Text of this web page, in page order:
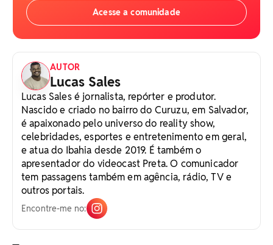
Acesse a comunidade
AUTOR
Lucas Sales
Lucas Sales é jornalista, repórter e produtor.
Nascido e criado no bairro do Curuzu, em Salvador,
é apaixonado pelo universo do reality show,
celebridades, esportes e entretenimento em geral,
e atua do Ibahia desde 2019. É também o
apresentador do videocast Preta. O comunicador
tem passagens também em agência, rádio, TV e
outros portais.
Encontre-me no: